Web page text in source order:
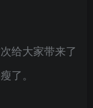
给大家带来了
了。